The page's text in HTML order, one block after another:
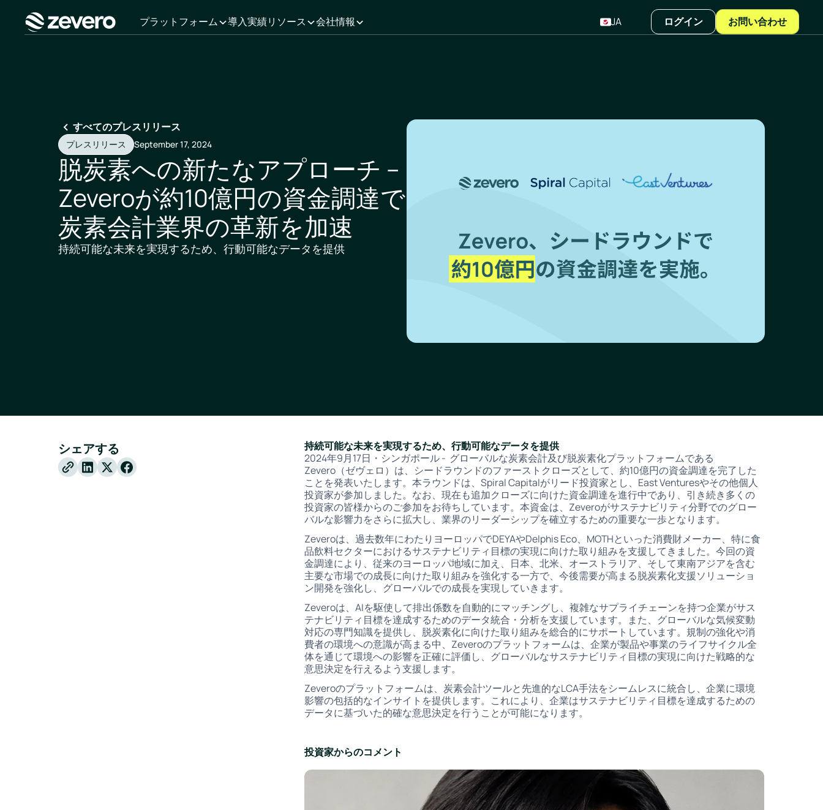
ホーム
プラットフォーム 導入実績リソース 会社情報 JA ログイン お問い合わせ
すべてのプレスリリース
プレスリリース September 17, 2024
脱炭素への新たなアプローチ –
Zeveroが約10億円の資金調達で
炭素会計業界の革新を加速
持続可能な未来を実現するため、行動可能なデータを提供
シェアする
X
Facebook
持続可能な未来を実現するため、行動可能なデータを提供
2024年9月17日・シンガポール - グローバルな炭素会計及び脱炭素化プラットフォームである
Zevero（ゼヴェロ）は、シードラウンドのファーストクローズとして、約10億円の資金調達を完了した
ことを発表いたします。本ラウンドは、Spiral Capitalがリード投資家とし、East Venturesやその他個人
投資家が参加しました。なお、現在も追加クローズに向けた資金調達を進行中であり、引き続き多くの
投資家の皆様からのご参加をお待ちしています。本資金は、Zeveroがサステナビリティ分野でのグロー
バルな影響力をさらに拡大し、業界のリーダーシップを確立するための重要な一歩となります。
Zeveroは、過去数年にわたりヨーロッパでDEYAやDelphis Eco、MOTHといった消費財メーカー、特に食
品飲料セクターにおけるサステナビリティ目標の実現に向けた取り組みを支援してきました。今回の資
金調達により、従来のヨーロッパ地域に加え、日本、北米、オーストラリア、そして東南アジアを含む
主要な市場での成長に向けた取り組みを強化する一方で、今後需要が高まる脱炭素化支援ソリューショ
ン開発を強化し、グローバルでの成長を実現していきます。
Zeveroは、AIを駆使して排出係数を自動的にマッチングし、複雑なサプライチェーンを持つ企業がサス
テナビリティ目標を達成するためのデータ統合・分析を支援しています。また、グローバルな気候変動
対応の専門知識を提供し、脱炭素化に向けた取り組みを総合的にサポートしています。規制の強化や消
費者の環境への意識が高まる中、Zeveroのプラットフォームは、企業が製品や事業のライフサイクル全
体を通じて環境への影響を正確に評価し、グローバルなサステナビリティ目標の実現に向けた戦略的な
意思決定を行えるよう支援します。
Zeveroのプラットフォームは、炭素会計ツールと先進的なLCA手法をシームレスに統合し、企業に環境
影響の包括的なインサイトを提供します。これにより、企業はサステナビリティ目標を達成するための
データに基づいた的確な意思決定を行うことが可能になります。
投資家からのコメント